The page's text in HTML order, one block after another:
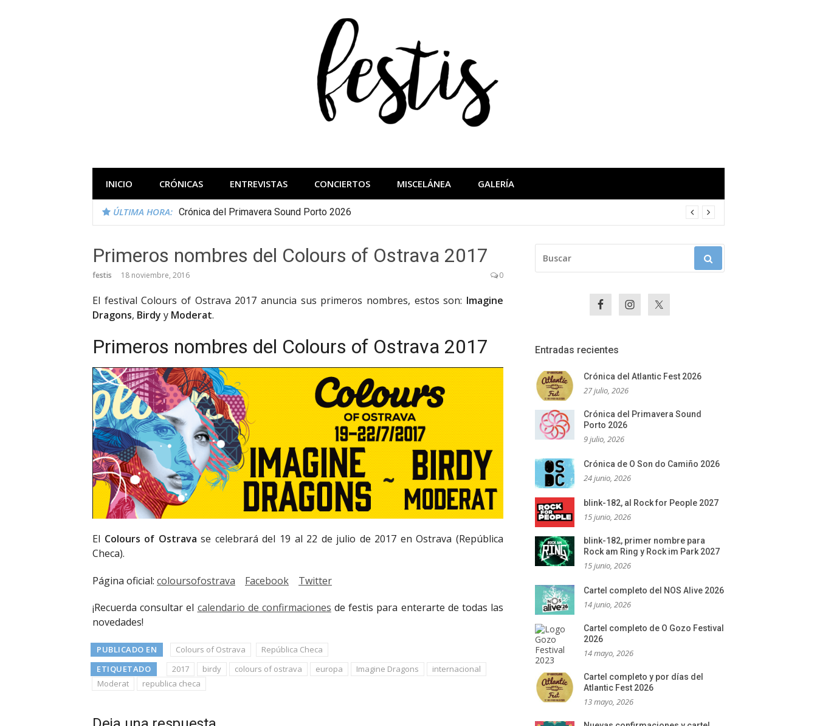
INICIO CRÓNICAS ENTREVISTAS CONCIERTOS MISCELÁNEA GALERÍA
ÚLTIMA HORA: Crónica del Primavera Sound Porto 2026
Primeros nombres del Colours of Ostrava 2017
festis 18 noviembre, 2016 0
El festival Colours of Ostrava 2017 anuncia sus primeros nombres, estos son: Imagine
Dragons, Birdy y Moderat.
Primeros nombres del Colours of Ostrava 2017
El Colours of Ostrava se celebrará del 19 al 22 de julio de 2017 en Ostrava (República
Checa).
Página oficial: coloursofostrava Facebook Twitter
¡Recuerda consultar el calendario de confirmaciones de festis para enterarte de todas las
novedades!
PUBLICADO EN Colours of Ostrava
República Checa
ETIQUETADO
2017 birdy colours of ostrava europa Imagine Dragons
internacional
Moderat
republica checa
Entradas recientes
Crónica del Atlantic Fest 2026
27 julio, 2026
Crónica del Primavera Sound
Porto 2026
9 julio, 2026
Crónica de O Son do Camiño 2026
24 junio, 2026
blink-182, al Rock for People 2027
15 junio, 2026
blink-182, primer nombre para
Rock am Ring y Rock im Park 2027
15 junio, 2026
Cartel completo del NOS Alive 2026
14 junio, 2026
Cartel completo de O Gozo Festival
2026
14 mayo, 2026
Cartel completo y por días del
Atlantic Fest 2026
13 mayo, 2026